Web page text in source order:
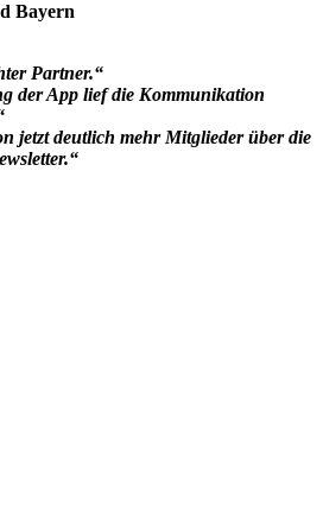
Bayern
Partner.“
der App lief die Kommunikation
jetzt deutlich mehr Mitglieder über die